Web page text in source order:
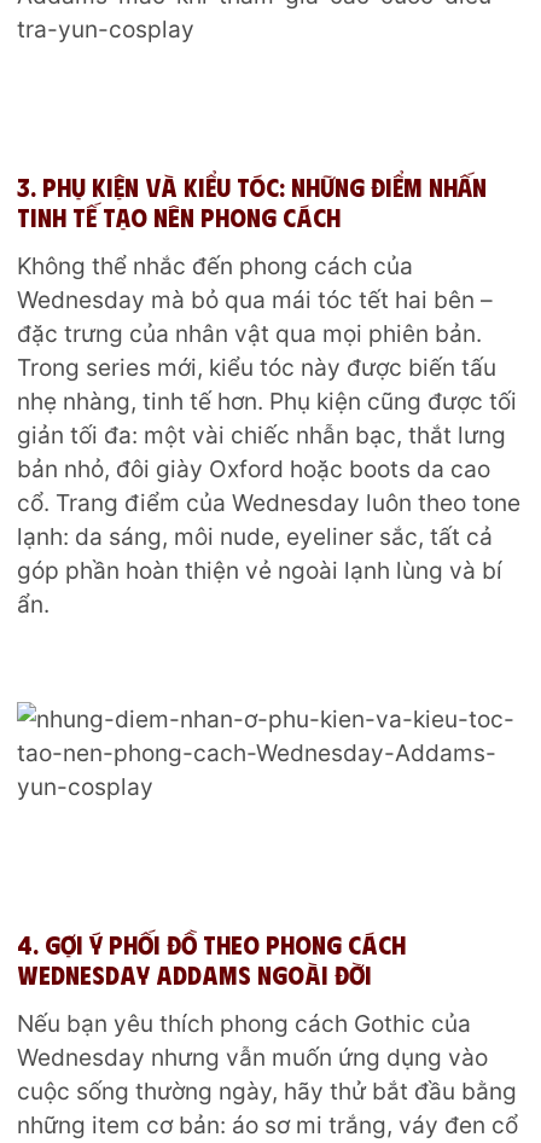
3. Phụ kiện và kiểu tóc: Những điểm nhấn
tinh tế tạo nên phong cách
Không thể nhắc đến phong cách của
Wednesday mà bỏ qua mái tóc tết hai bên –
đặc trưng của nhân vật qua mọi phiên bản.
Trong series mới, kiểu tóc này được biến tấu
nhẹ nhàng, tinh tế hơn. Phụ kiện cũng được tối
giản tối đa: một vài chiếc nhẫn bạc, thắt lưng
bản nhỏ, đôi giày Oxford hoặc boots da cao
cổ. Trang điểm của Wednesday luôn theo tone
lạnh: da sáng, môi nude, eyeliner sắc, tất cả
góp phần hoàn thiện vẻ ngoài lạnh lùng và bí
ẩn.
4. Gợi ý phối đồ theo phong cách
Wednesday Addams ngoài đời
Nếu bạn yêu thích phong cách Gothic của
Wednesday nhưng vẫn muốn ứng dụng vào
cuộc sống thường ngày, hãy thử bắt đầu bằng
những item cơ bản: áo sơ mi trắng, váy đen cổ